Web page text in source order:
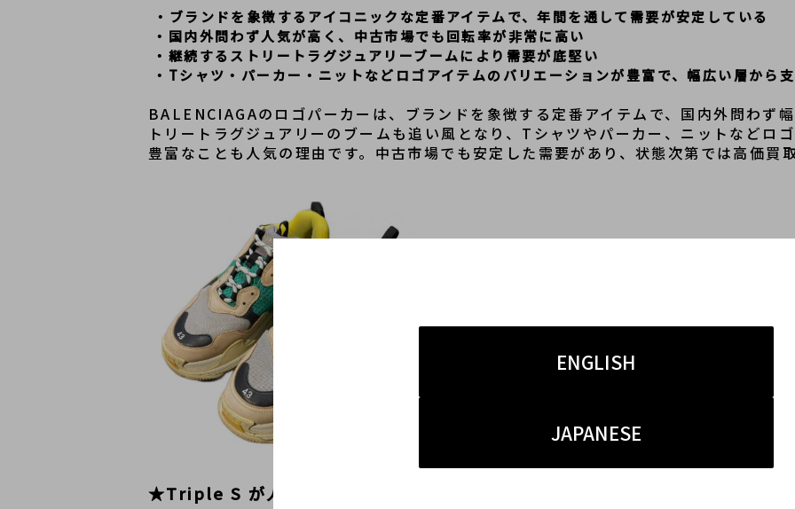
ENGLISH
JAPANESE
・ブランドを象徴するアイコニックな定番アイテムで、年間を通して需要が安定している
・国内外問わず人気が高く、中古市場でも回転率が非常に高い
・継続するストリートラグジュアリーブームにより需要が底堅い
・Tシャツ・パーカー・ニットなどロゴアイテムのバリエーションが豊富で、幅広い層から
BALENCIAGAのロゴパーカーは、ブランドを象徴する定番アイテムで、国内外問わず
トリートラグジュアリーのブームも追い風となり、Tシャツやパーカー、ニットなどロ
豊富なことも人気の理由です。中古市場でも安定した需要があり、状態次第では高価買
★Triple S が人気・高価買取の理由